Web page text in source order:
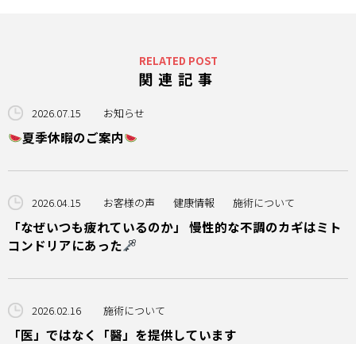
RELATED POST
関連記事
2026.07.15 お知らせ
夏季休暇のご案内
2026.04.15 お客様の声 健康情報 施術について
「なぜいつも疲れているのか」 慢性的な不調のカギはミト
コンドリアにあった
2026.02.16 施術について
「医」ではなく「醫」を提供しています